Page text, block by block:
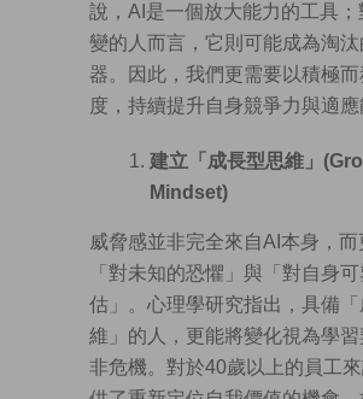
說，AI是一個放大能力的工具；
變的人而言，它則可能成為淘汰
器。因此，我們更需要以積極
度，持續提升自身競爭力與適應
建立 「成長型思維」 (
Mindset)
威脅感並非完全來自AI本身，而
「對未知的恐懼」與「對自身
估」。心理學研究指出，具備「
維」的人，更能將變化視為學
非危機。對於40歲以上的員工